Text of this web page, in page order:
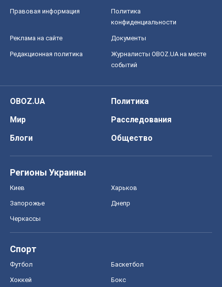
Правовая информация
Политика
конфиденциальности
Реклама на сайте Документы
Редакционная политика
Журналисты OBOZ.UA на месте
событий
OBOZ.UA
Политика
Мир
Расследования
Блоги
Общество
Регионы Украины
Киев Харьков
Запорожье Днепр
Черкассы
Спорт
Футбол Баскетбол
Хоккей Бокс